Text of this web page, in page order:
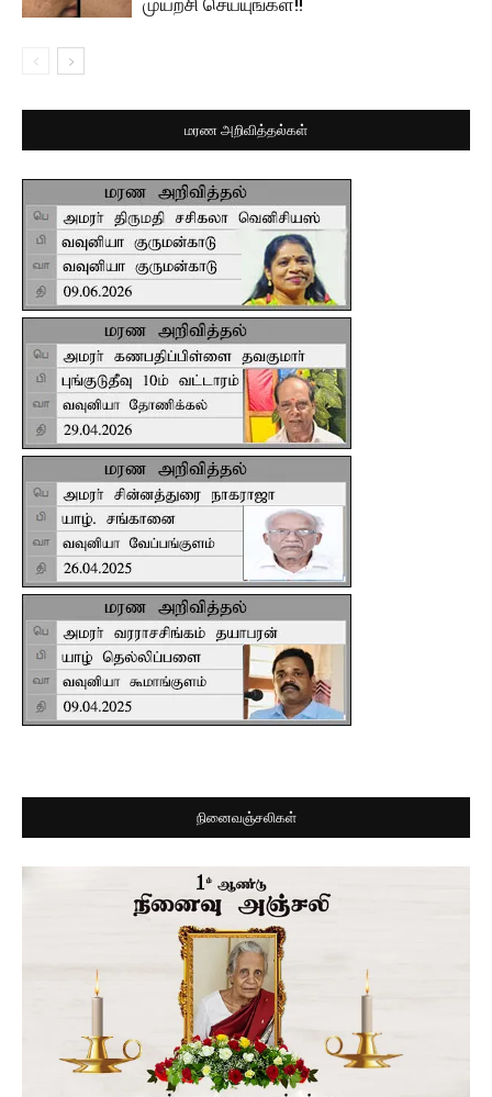
மரண அறிவித்தல்கள்
நினைவஞ்சலிகள்